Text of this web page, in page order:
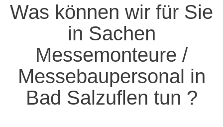
Was können wir für Sie
in Sachen
Messemonteure /
Messebaupersonal in
Bad Salzuflen tun ?